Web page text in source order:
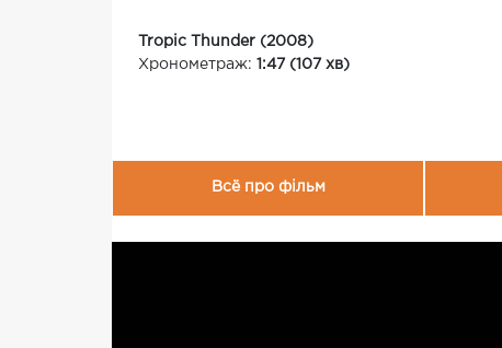
Tropic Thunder (2008)
Хронометраж: 1:47 (107 хв)
Всё про фільм